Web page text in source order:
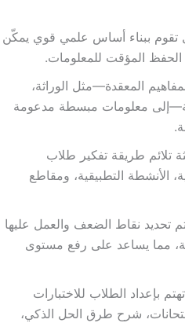
تقوم ببناء أساس علمي قوي يمكّن
الحفظ المؤقت للمعلومات.
المعقدة—مثل الوراثة،
معلومات مبسطة مدعومة
تلائم طريقة تفكير طلاب
الأنشطة التطبيقية، ومقاطع
تحديد نقاط الضعف والعمل عليها
مما يساعد على رفع مستوى
بإعداد الطلاب للاختبارات
شرح طرق الحل الذكي،